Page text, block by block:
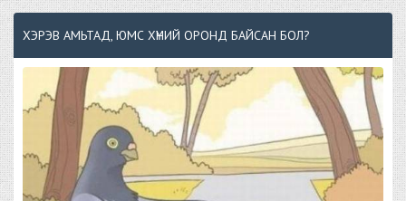
ХЭРЭВ АМЬТАД, ЮМС ХҮНИЙ ОРОНД БАЙСАН БОЛ?